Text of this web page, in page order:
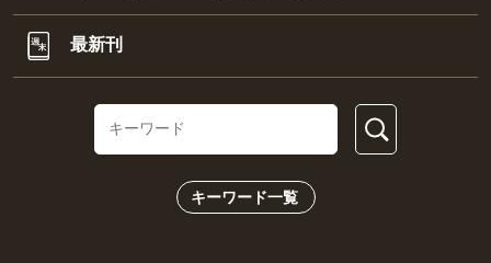
最新刊
キーワード一覧